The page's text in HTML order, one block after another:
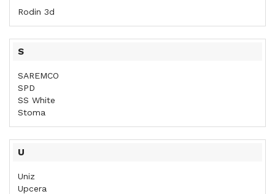
Rodin 3d
S
SAREMCO
SPD
SS White
Stoma
U
Uniz
Upcera